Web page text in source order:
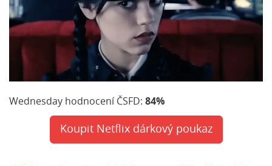
Wednesday hodnocení ČSFD: 84%
Koupit Netflix dárkový poukaz